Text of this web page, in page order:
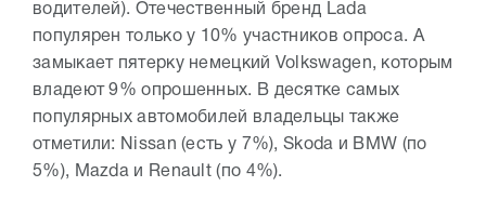
водителей). Отечественный бренд Lada
популярен только у 10% участников опроса. А
замыкает пятерку немецкий Volkswagen, которым
владеют 9% опрошенных. В десятке самых
популярных автомобилей владельцы также
отметили: Nissan (есть у 7%), Skoda и BMW (по
5%), Mazda и Renault (по 4%).